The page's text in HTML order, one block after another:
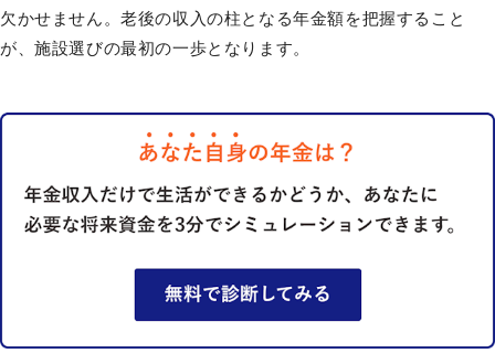
欠かせません。老後の収入の柱となる年金額を把握すること
が、施設選びの最初の一歩となります。